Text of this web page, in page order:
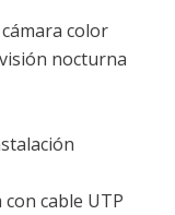
color
nocturna
cable UTP